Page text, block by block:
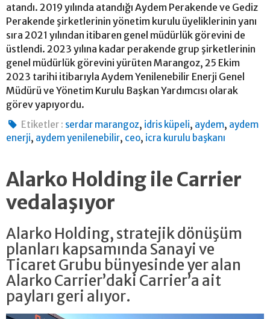
atandı. 2019 yılında atandığı Aydem Perakende ve Gediz
Perakende şirketlerinin yönetim kurulu üyeliklerinin yanı
sıra 2021 yılından itibaren genel müdürlük görevini de
üstlendi. 2023 yılına kadar perakende grup şirketlerinin
genel müdürlük görevini yürüten Marangoz, 25 Ekim
2023 tarihi itibarıyla Aydem Yenilenebilir Enerji Genel
Müdürü ve Yönetim Kurulu Başkan Yardımcısı olarak
görev yapıyordu.
Etiketler : serdar marangoz, idris küpeli, aydem, aydem
enerji, aydem yenilenebilir, ceo, icra kurulu başkanı
Alarko Holding ile Carrier
vedalaşıyor
Alarko Holding, stratejik dönüşüm
planları kapsamında Sanayi ve
Ticaret Grubu bünyesinde yer alan
Alarko Carrier’daki Carrier’a ait
payları geri alıyor.